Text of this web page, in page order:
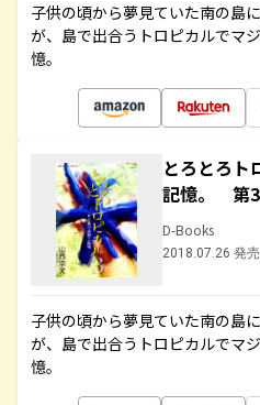
子供の頃から夢見ていた南の島
が、島で出合うトロピカルでマ
憶。
とろとろ
記憶。 第
D-Books
2018.07.26 発売
子供の頃から夢見ていた南の島
が、島で出合うトロピカルでマ
憶。